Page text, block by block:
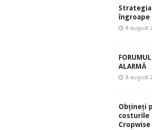
îngroape
4 august
ALARMĂ
4 august
Obțineți
costurile